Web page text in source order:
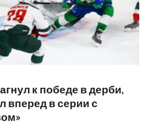
к победе в дерби,
в серии с